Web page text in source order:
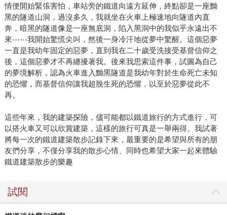
情便開始緊張害怕，車站旁的鐵道向遠方延伸，終點卻是一座黝
黑的隧道山洞，過沒多久，我就坐在火車上極速地向隧道內直
奔，暗黑的隧道像是一座無底洞，陷入黑洞中的我似乎永遠出不
來⋯⋯我開始驚慌尖叫，然後一身冷汗地從夢中驚醒。這個惡夢
一直是我幼年固定的惡夢，直到我在二十歲受洗接受基督信仰之
後，這個惡夢才不再纏擾著我。後來我思索這件事，試圖為自己
的夢境解析，認為火車進入黝黑隧道是我幼年對於生命死亡未知
的恐懼，而基督信仰讓我超脫生死的恐懼，以至於惡夢從此不
再。
這些年來，我的建築探險，儘可能都以鐵道旅行的方式進行，可
以搭火車又可以欣賞建築，這樣的旅行可真是一舉兩得。我試著
將每一次的鐵道建築散步記錄下來，最重要的是希望與所有的朋
友們分享，不僅分享我的散步心情、同時也希望大家一起來體驗
鐵道建築散步的樂趣
試閱